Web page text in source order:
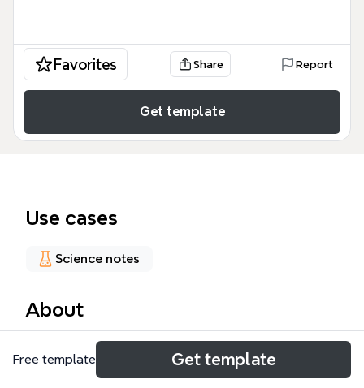
Favorites Share Report
Get template
Use cases
Science notes
About
Szablon [m] PP - 5 to specjalistyczne kompendium
farmakologii układu pokarmowego, obejmujące 67
Free template Get template